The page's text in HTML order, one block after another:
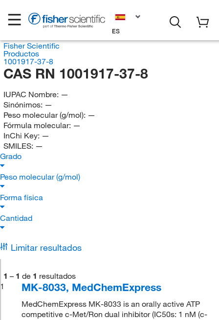
ES
Fisher Scientific
Productos
1001917-37-8
CAS RN 1001917-37-8
IUPAC Nombre: —
Sinónimos: —
Peso molecular (g/mol): —
Fórmula molecular: —
InChi Key: —
SMILES: —
Grado
Peso molecular (g/mol)
Forma física
Cantidad
Limitar resultados
1 – 1 de 1 resultados
1
MK-8033, MedChemExpress
MedChemExpress MK-8033 is an orally active ATP
competitive c-Met/Ron dual inhibitor (IC50s: 1 nM (c-